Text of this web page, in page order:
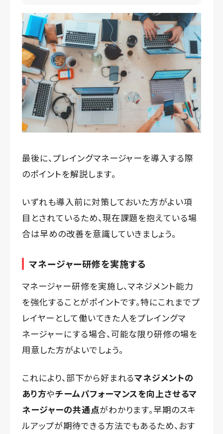
最後に、プレイングマネージャーを導入する際
のポイントを解説します。
いずれも導入前に対策しておいた方がよい項
目とされているため、現在課題を抱えている場
合は早めの改善を意識していきましょう。
マネージャー研修を実施する
マネージャー研修を実施し、マネジメント能力
を強化することがポイントです。特にこれまでプ
レイヤーとして働いてきた人をプレイングマ
ネージャーにする場合、可能な限り研修の場を
用意した方がよいでしょう。
これにより、部下から好まれるマネジメントの
あり方やチームパフォーマンスを向上させるマ
ネージャーの共通点がわかります。早期のスキ
ルアップが期待できる方法でもあるため、おす